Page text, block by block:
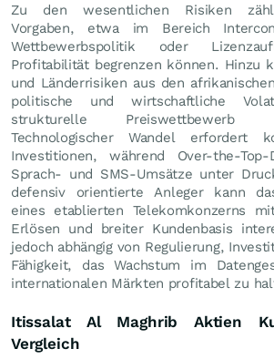
Zu den wesentlichen Risiken
Vorgaben, etwa im Bereich
Wettbewerbspolitik oder
Profitabilität begrenzen können. Hinzu
und Länderrisiken aus den
politische und wirtschaftliche
strukturelle
Technologischer Wandel erfordert
Investitionen, während Over-the-Top-
Sprach- und SMS-Umsätze unter
defensiv orientierte Anleger kann
eines etablierten Telekomkonzerns
Erlösen und breiter Kundenbasis
jedoch abhängig von Regulierung,
Fähigkeit, das Wachstum im
internationalen Märkten profitabel zu
Itissalat Al Maghrib Aktien
Vergleich